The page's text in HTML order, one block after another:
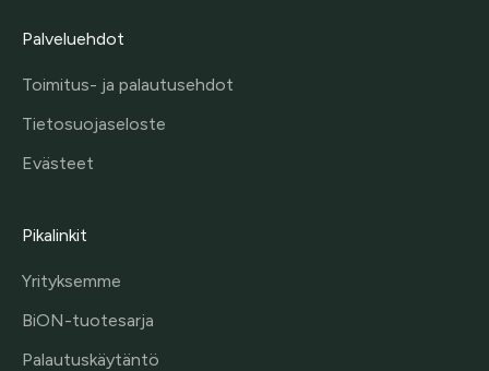
Palveluehdot
Toimitus- ja palautusehdot
Tietosuojaseloste
Evästeet
Pikalinkit
Yrityksemme
BiON-tuotesarja
Palautuskäytäntö